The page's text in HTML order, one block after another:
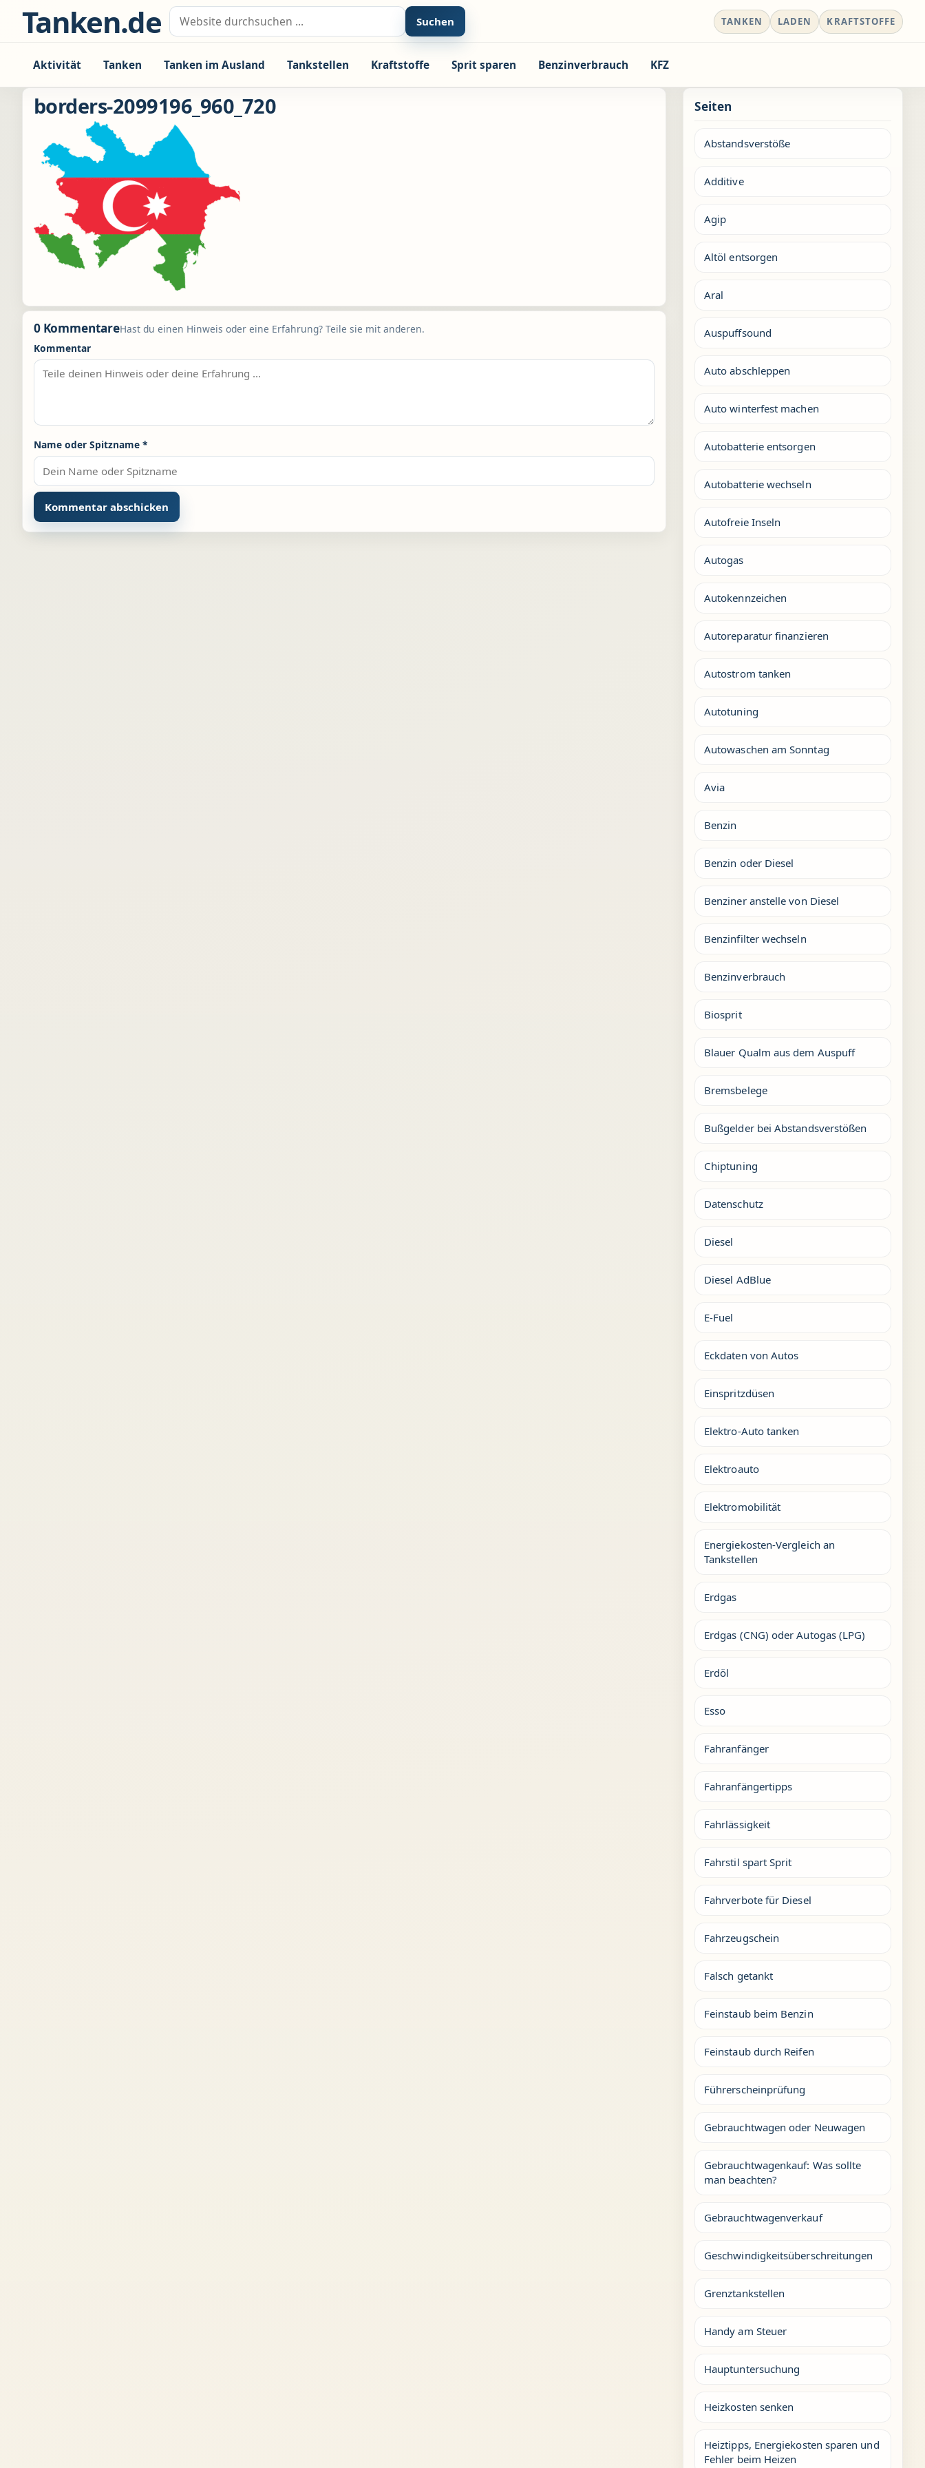
Zum Inhalt springen
Tanken.de Suche nach: Suchen TANKEN LADEN KRAFTSTOFFE
Aktivität Tanken Tanken im Ausland Tankstellen Kraftstoffe Sprit sparen Benzinverbrauch KFZ
borders-2099196_960_720
0 KommentareHast du einen Hinweis oder eine Erfahrung? Teile sie mit anderen.
Kommentar
Name oder Spitzname *
Seiten
Abstandsverstöße
Additive
Agip
Altöl entsorgen
Aral
Auspuffsound
Auto abschleppen
Auto winterfest machen
Autobatterie entsorgen
Autobatterie wechseln
Autofreie Inseln
Autogas
Autokennzeichen
Autoreparatur finanzieren
Autostrom tanken
Autotuning
Autowaschen am Sonntag
Avia
Benzin
Benzin oder Diesel
Benziner anstelle von Diesel
Benzinfilter wechseln
Benzinverbrauch
Biosprit
Blauer Qualm aus dem Auspuff
Bremsbelege
Bußgelder bei Abstandsverstößen
Chiptuning
Datenschutz
Diesel
Diesel AdBlue
E-Fuel
Eckdaten von Autos
Einspritzdüsen
Elektro-Auto tanken
Elektroauto
Elektromobilität
Energiekosten-Vergleich an
Tankstellen
Erdgas
Erdgas (CNG) oder Autogas (LPG)
Erdöl
Esso
Fahranfänger
Fahranfängertipps
Fahrlässigkeit
Fahrstil spart Sprit
Fahrverbote für Diesel
Fahrzeugschein
Falsch getankt
Feinstaub beim Benzin
Feinstaub durch Reifen
Führerscheinprüfung
Gebrauchtwagen oder Neuwagen
Gebrauchtwagenkauf: Was sollte
man beachten?
Gebrauchtwagenverkauf
Geschwindigkeitsüberschreitungen
Grenztankstellen
Handy am Steuer
Hauptuntersuchung
Heizkosten senken
Heiztipps, Energiekosten sparen und
Fehler beim Heizen